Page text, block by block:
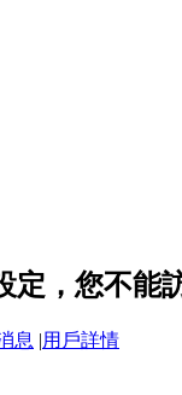
定，您不能
息 |用戶詳情